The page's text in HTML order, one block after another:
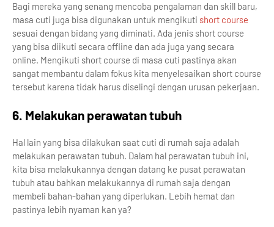
Bagi mereka yang senang mencoba pengalaman dan skill baru,
masa cuti juga bisa digunakan untuk mengikuti short course
sesuai dengan bidang yang diminati. Ada jenis short course
yang bisa diikuti secara offline dan ada juga yang secara
online. Mengikuti short course di masa cuti pastinya akan
sangat membantu dalam fokus kita menyelesaikan short course
tersebut karena tidak harus diselingi dengan urusan pekerjaan.
6. Melakukan perawatan tubuh
Hal lain yang bisa dilakukan saat cuti di rumah saja adalah
melakukan perawatan tubuh. Dalam hal perawatan tubuh ini,
kita bisa melakukannya dengan datang ke pusat perawatan
tubuh atau bahkan melakukannya di rumah saja dengan
membeli bahan-bahan yang diperlukan. Lebih hemat dan
pastinya lebih nyaman kan ya?